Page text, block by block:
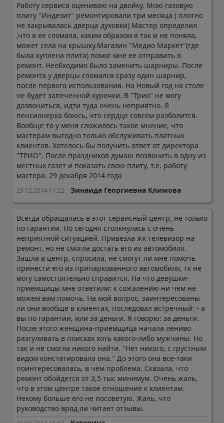
Работу сервиса оцениваю на двойку. Мою газовую
плиту "Индезит" ремонтировали три месяца ( плотно
не закрывалась дверца духовки) Мастер определил
,что я ее сломала, каким образом я так и не поняла,
может села на крышку.Магазин "Медио Маркет"(где
была куплена плита) помог мне ее отправить в
ремонт. Необходимо было заменить шарниры. После
ремонта у дверцы сломался сразу один шарнир,
после первого использования. На Новый год на столе
не будет запеченной курочки. В "Трио" не могу
дозвониться, идти туда очень неприятно. Я
пенсионерка боюсь, что сердце совсем разболится.
Вообще-то у меня сложилось такое мнение, что
мастерам выгодно только обслуживать платных
клиентов. Хотелось бы получить ответ от директора
"ТРИО". После праздников думаю позвонить в одну из
местных газет и показать свою плиту, т.е. работу
мастера. 29 декабря 2014 года
29.12.2014 11:22 Зинаида Георгиевна Климова
Всегда обращалась в этот сервисный центр, не только
по гарантии. Но сегодня столкнулась с очень
неприятной ситуацией. Привезла жк телевизор на
ремонт, но не смогла достать его из автомобиля.
Зашла в центр, спросила, не смогут ли мне помочь
принести его из припаркованного автомобиля, тк не
могу самостоятельно справится. На что девушки-
приемщицы мне ответили: к сожалению ни чем не
можем вам помочь. На мой вопрос, заинтересованы
ли они вообще в клиентах, последовал встречный: - а
вы по гарантии, или за деньги. Я говорю: за деньги.
После этого женщина-приемщица начала лениво
разгуливать в поисках хоть какого-либо мужчины. Но
так и не смогла никого найти. "Нет никого, с грустным
видом констатировала она." До этого она все-таки
поинтересовалась, в чем проблема. Сказала, что
ремонт обойдется от 3,5 тыс минимум. Очень жаль,
что в этом центре такое отношение к клиентам.
Некому больше его не посоветую. Жаль, что
руководство вряд ли читает отзывы.